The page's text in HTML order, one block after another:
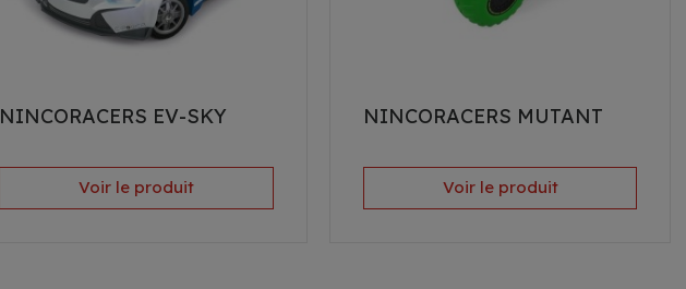
NINCORACERS EV-SKY
Voir le produit
NINCORACERS MUTANT
Voir le produit